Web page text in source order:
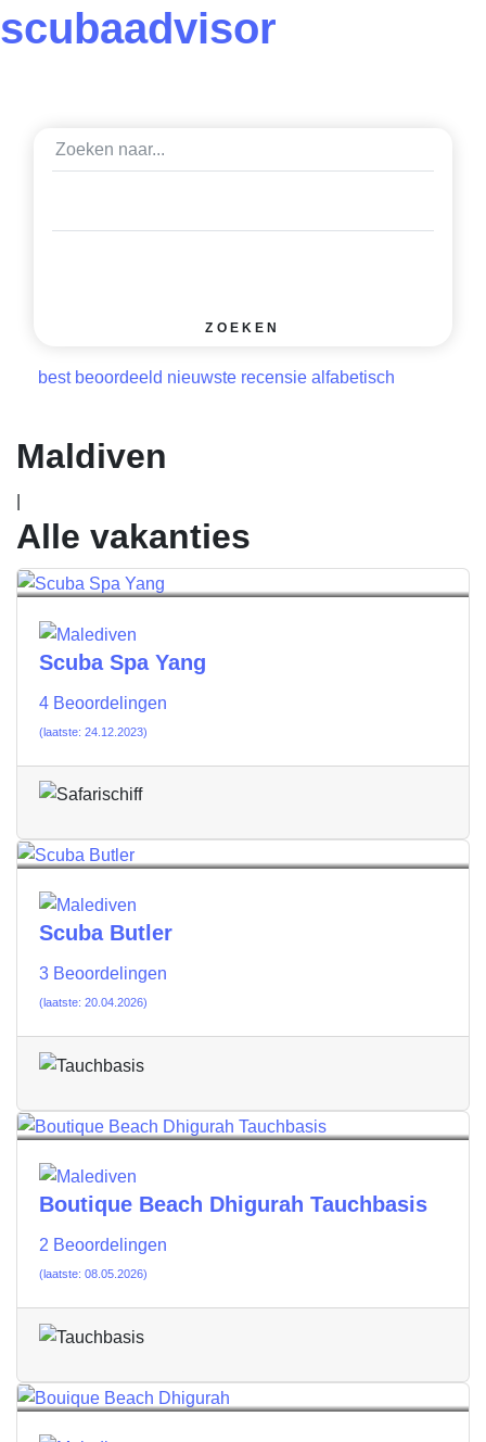
scubaadvisor
ZOEKEN
best beoordeeld nieuwste recensie alfabetisch
Maldiven
Alle vakanties
Scuba Spa Yang
4 Beoordelingen
(laatste: 24.12.2023)
Scuba Butler
3 Beoordelingen
(laatste: 20.04.2026)
Boutique Beach Dhigurah Tauchbasis
2 Beoordelingen
(laatste: 08.05.2026)